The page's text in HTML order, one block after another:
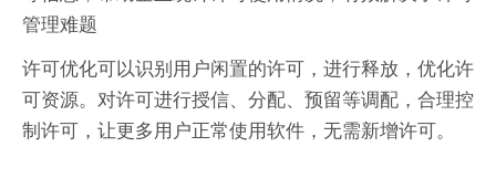
管理难题
许可优化可以识别用户闲置的许可，进行释放，优化许
可资源。对许可进行授信、分配、预留等调配，合理控
制许可，让更多用户正常使用软件，无需新增许可。